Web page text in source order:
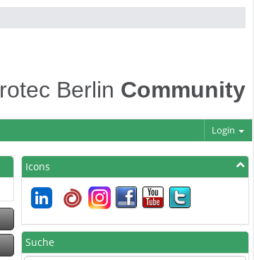
rotec Berlin Community
Login
Icons
Suche